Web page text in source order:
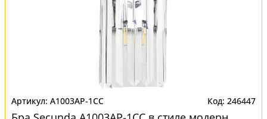
A1003AP-1CC 246447